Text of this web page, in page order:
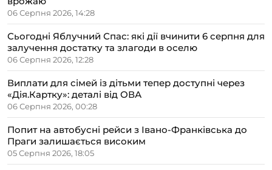
06 Серпня 2026, 14:28
Сьогодні Яблучний Спас: які дії вчинити 6 серпня для
залучення достатку та злагоди в оселю
06 Серпня 2026, 12:28
Виплати для сімей із дітьми тепер доступні через
«Дія.Картку»: деталі від ОВА
06 Серпня 2026, 00:28
Попит на автобусні рейси з Івано-Франківська до
Праги залишається високим
05 Серпня 2026, 18:05